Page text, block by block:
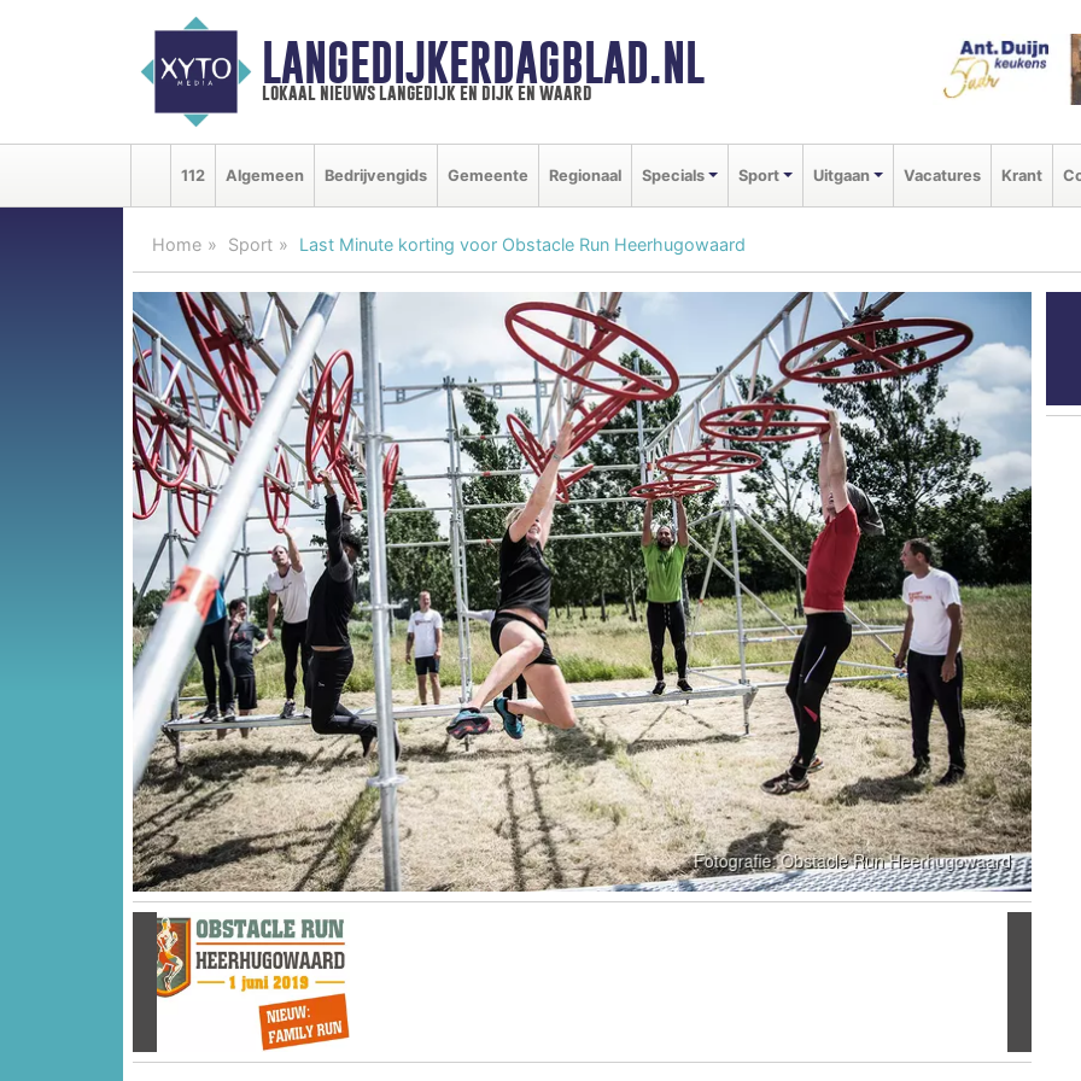
LANGEDIJKERDAGBLAD.NL
lokaal nieuws langedijk en dijk en waard
112 Algemeen Bedrijvengids Gemeente Regionaal Specials Sport Uitgaan Vacatures Krant
Home Sport Last Minute korting voor Obstacle Run Heerhugowaard
Vorige